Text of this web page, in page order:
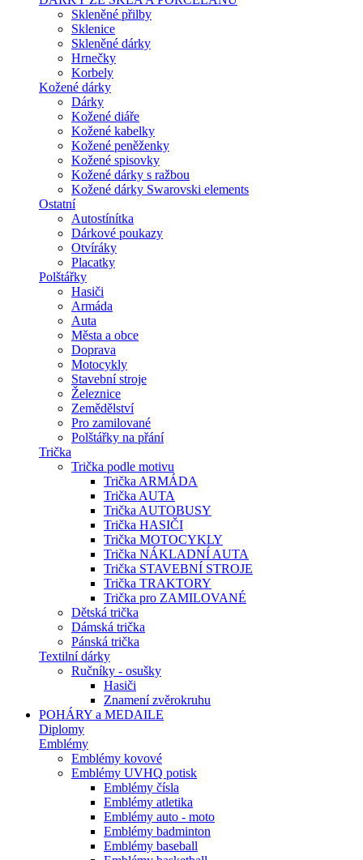
Skleněné přilby
Sklenice
Skleněné dárky
Hrnečky
Korbely
Kožené dárky
Dárky
Kožené diáře
Kožené kabelky
Kožené peněženky
Kožené spisovky
Kožené dárky s ražbou
Kožené dárky Swarovski elements
Ostatní
Autostínítka
Dárkové poukazy
Otvíráky
Placatky
Polštářky
Hasiči
Armáda
Auta
Města a obce
Doprava
Motocykly
Stavební stroje
Železnice
Zemědělství
Pro zamilované
Polštářky na přání
Trička
Trička podle motivu
Trička ARMÁDA
Trička AUTA
Trička AUTOBUSY
Trička HASIČI
Trička MOTOCYKLY
Trička NÁKLADNÍ AUTA
Trička STAVEBNÍ STROJE
Trička TRAKTORY
Trička pro ZAMILOVANÉ
Dětská trička
Dámská trička
Pánská trička
Textilní dárky
Ručníky - osušky
Hasiči
Znamení zvěrokruhu
POHÁRY a MEDAILE
Diplomy
Emblémy
Emblémy kovové
Emblémy UVHQ potisk
Emblémy čísla
Emblémy atletika
Emblémy auto - moto
Emblémy badminton
Emblémy baseball